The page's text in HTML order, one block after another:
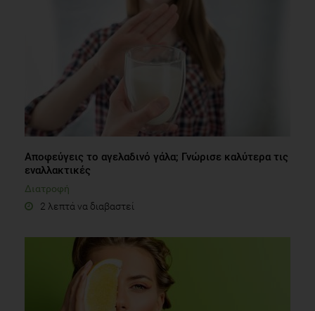
Αποφεύγεις το αγελαδινό γάλα; Γνώρισε καλύτερα τις
εναλλακτικές
Διατροφή
2 λεπτά να διαβαστεί